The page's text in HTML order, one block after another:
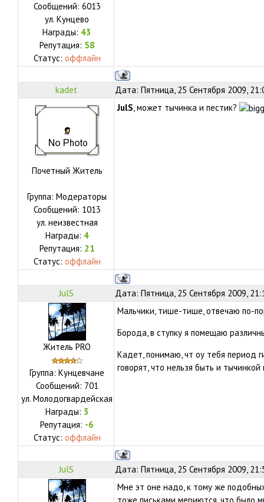
Сообщений: 6013
ул. Кунцево
Награды: 43
Репутация: 58
Статус: оффлайн
kadet Дата: Пятница, 25 Сентября 2009,
Почетный Житель
Группа: Модераторы
Сообщений: 1013
ул. неизвестная
Награды: 4
Репутация: 21
Статус: оффлайн
JulS, может тычинка и пестик?
JulS Дата: Пятница, 25 Сентября 2009,
Житель PRO
Группа: Кунцевчане
Сообщений: 701
ул. Молодогвардейская
Награды: 3
Репутация: -6
Статус: оффлайн
Мальчики, тише-тише, отвечаю по-
Борода, в ступку я помещаю
Кадет, понимаю, чт оу тебя период
говорят, что нельзя быть и
JulS Дата: Пятница, 25 Сентября 2009,
Мне эт оне надо, к тому же